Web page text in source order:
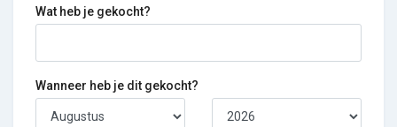
Wat heb je gekocht?
Wanneer heb je dit gekocht?